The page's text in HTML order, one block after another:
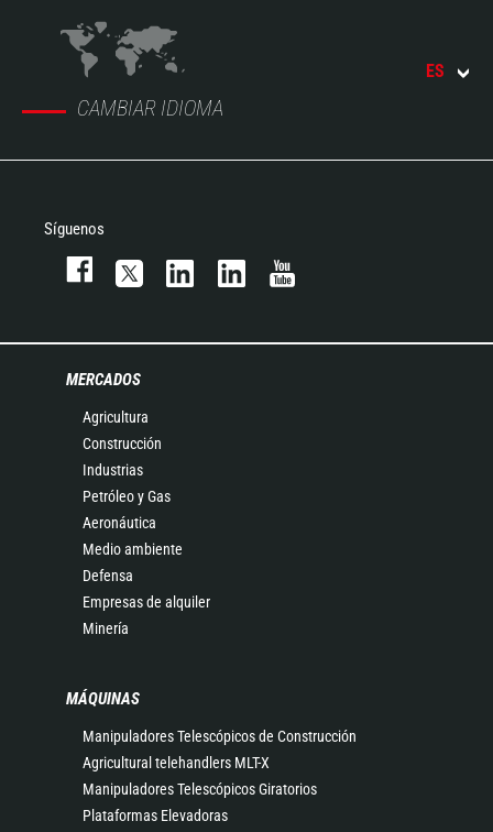
CAMBIAR IDIOMA
ES
Síguenos
MERCADOS
Agricultura
Construcción
Industrias
Petróleo y Gas
Aeronáutica
Medio ambiente
Defensa
Empresas de alquiler
Minería
MÁQUINAS
Manipuladores Telescópicos de Construcción
Agricultural telehandlers MLT-X
Manipuladores Telescópicos Giratorios
Plataformas Elevadoras